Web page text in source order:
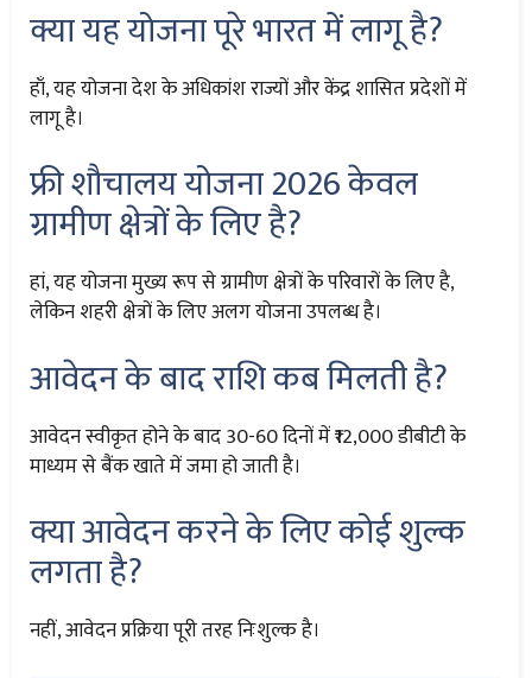
क्या यह योजना पूरे भारत में लागू है?
हाँ, यह योजना देश के अधिकांश राज्यों और केंद्र शासित प्रदेशों में
लागू है।
फ्री शौचालय योजना 2026 केवल
ग्रामीण क्षेत्रों के लिए है?
हां, यह योजना मुख्य रूप से ग्रामीण क्षेत्रों के परिवारों के लिए है,
लेकिन शहरी क्षेत्रों के लिए अलग योजना उपलब्ध है।
आवेदन के बाद राशि कब मिलती है?
आवेदन स्वीकृत होने के बाद 30-60 दिनों में ₹12,000 डीबीटी के
माध्यम से बैंक खाते में जमा हो जाती है।
क्या आवेदन करने के लिए कोई शुल्क
लगता है?
नहीं, आवेदन प्रक्रिया पूरी तरह निःशुल्क है।